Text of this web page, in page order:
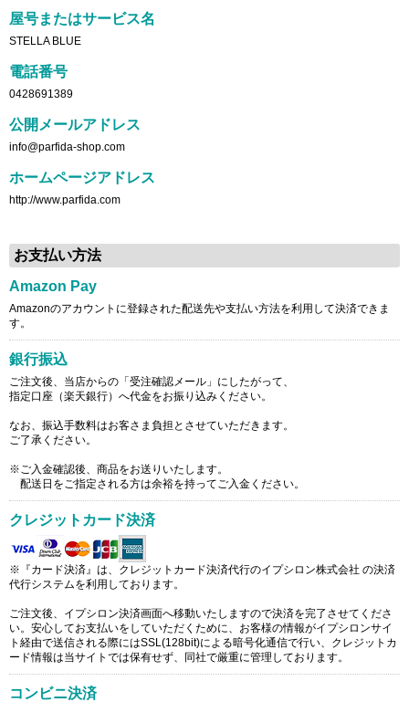
屋号またはサービス名
STELLA BLUE
電話番号
0428691389
公開メールアドレス
info@parfida-shop.com
ホームページアドレス
http://www.parfida.com
お支払い方法
Amazon Pay
Amazonのアカウントに登録された配送先や支払い方法を利用して決済できま
す。
銀行振込
ご注文後、当店からの「受注確認メール」にしたがって、
指定口座（楽天銀行）へ代金をお振り込みください。
なお、振込手数料はお客さま負担とさせていただきます。
ご了承ください。
※ご入金確認後、商品をお送りいたします。
配送日をご指定される方は余裕を持ってご入金ください。
クレジットカード決済
※『カード決済』は、クレジットカード決済代行のイプシロン株式会社 の決済
代行システムを利用しております。
ご注文後、イプシロン決済画面へ移動いたしますので決済を完了させてくださ
い。安心してお支払いをしていただくために、お客様の情報がイプシロンサイ
ト経由で送信される際にはSSL(128bit)による暗号化通信で行い、クレジットカ
ード情報は当サイトでは保有せず、同社で厳重に管理しております。
コンビニ決済